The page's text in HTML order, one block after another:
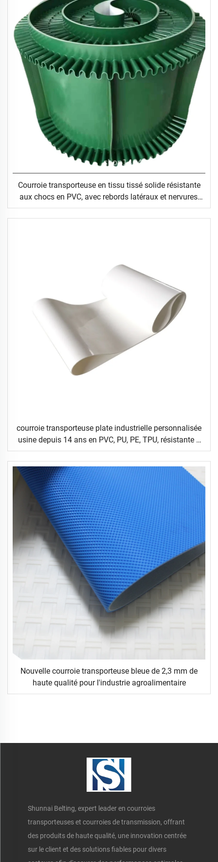
Courroie transporteuse en tissu tissé solide résistante
aux chocs en PVC, avec rebords latéraux et nervures,
pour tapis roulant de marche ou de course
courroie transporteuse plate industrielle personnalisée
usine depuis 14 ans en PVC, PU, PE, TPU, résistante à
l'usure, lisse ou à motifs, pour logistique, céramique,
alimentaire
Nouvelle courroie transporteuse bleue de 2,3 mm de
haute qualité pour l'industrie agroalimentaire
Shunnai Belting, expert leader en courroies
transporteuses et courroies de transmission, offrant
des produits de haute qualité, une innovation centrée
sur le client et des solutions fiables pour divers